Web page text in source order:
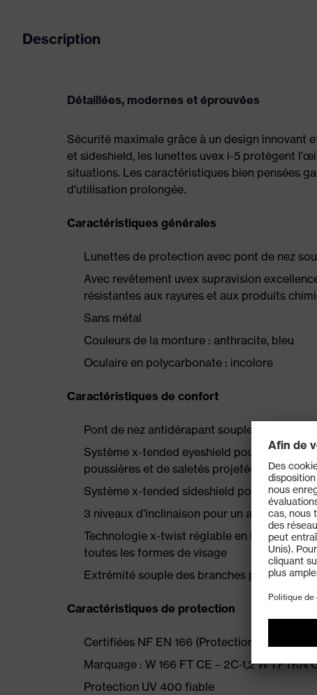
Description
Détaillées, modernes et éprouvées
Sécurité maximale grâce à un design innovant
et sideshield, les lunettes uvex i-5 protègent
situations. Les caractéristiques bien pensées
d'utilisation prolongée.
Caractéristiques générales
Lunettes de protection avec pont de nez
Avec revêtement uvex supravision
résistantes aux rayures et aux produits
Sans métal
Couleurs de la monture : anthracite, bleu
Oculaire en polycarbonate : incolore
Caractéristiques de confort
Pont de nez antidérapant souple et flexible
Système x-tended eyeshield pour une
poussières et de saletés projetées
Système x-tended sideshield pour une
3 niveaux d'inclinaison pour un ajustement
Technologie x-twist réglable en longueur
toutes les formes de visage
Extrémité souple des branches pour un
Caractéristiques de protection
Certifiées NF EN 166 (Protection
Marquage : W 166 FT CE – 2C-1,2 W 1 FTKN
Protection UV 400 fiable